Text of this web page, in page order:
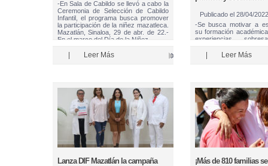
-En Sala de Cabildo se llevó a cabo la
Ceremonia de Selección de Cabildo
Infantil, el programa busca promover
la participación de la niñez mazatleca.
Mazatlán, Sinaloa, 29 de abr. de 22.-
En el marco del Día de la Niñez …
| Leer Más
Publicado el 28/04/2022
-Se busca motivar a
su formación
experiencias
entre otras
mazatlecas. Mazatlán,
| Leer Más
Lanza DIF Mazatlán la campaña ¡Más de 810 familias